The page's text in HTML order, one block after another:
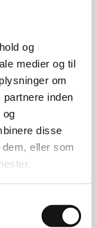
og
medier og til
om
inden
og
disse
eller som